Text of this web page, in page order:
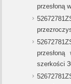
przesłoną
szerkości